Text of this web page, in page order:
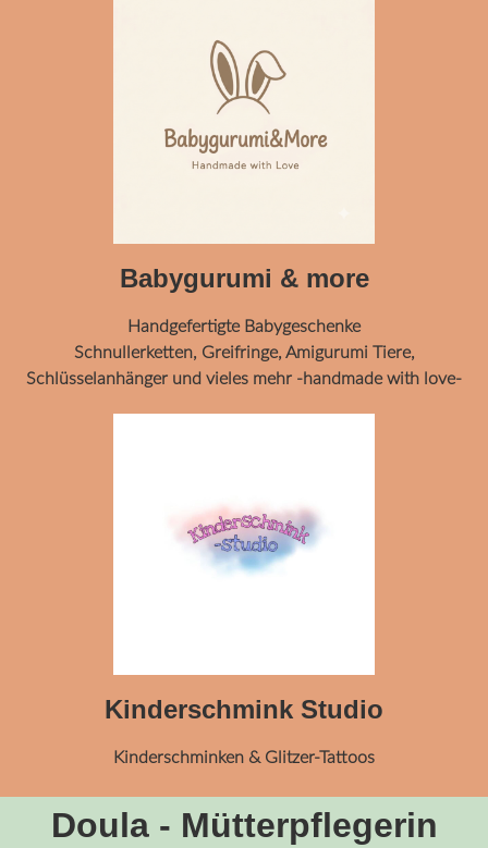
Babygurumi & more
Handgefertigte Babygeschenke
Schnullerketten, Greifringe, Amigurumi Tiere,
Schlüsselanhänger und vieles mehr -handmade with love-
Kinderschmink Studio
Kinderschminken & Glitzer-Tattoos
Doula - Mütterpflegerin